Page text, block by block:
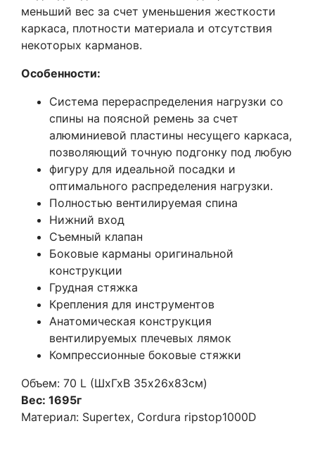
меньший вес за счет уменьшения жесткости
каркаса, плотности материала и отсутствия
некоторых карманов.
Особенности:
Система перераспределения нагрузки со
спины на поясной ремень за счет
алюминиевой пластины несущего каркаса,
позволяющий точную подгонку под любую
фигуру для идеальной посадки и
оптимального распределения нагрузки.
Полностью вентилируемая спина
Нижний вход
Съемный клапан
Боковые карманы оригинальной
конструкции
Грудная стяжка
Крепления для инструментов
Анатомическая конструкция
вентилируемых плечевых лямок
Компрессионные боковые стяжки
Объем: 70 L (ШхГхВ 35х26х83см)
Вес: 1695г
Материал: Supertex, Cordura ripstop1000D